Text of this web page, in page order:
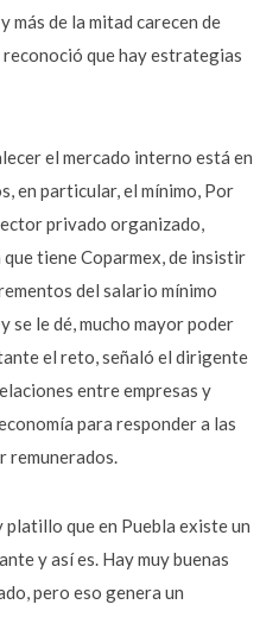
más de la mitad carecen de
que hay estrategias
el mercado interno está en
en particular, el mínimo, Por
privado organizado,
tiene Coparmex, de insistir
del salario mínimo
se le dé, mucho mayor poder
el reto, señaló el dirigente
entre empresas y
para responder a las
remunerados.
platillo que en Puebla existe un
y así es. Hay muy buenas
pero eso genera un